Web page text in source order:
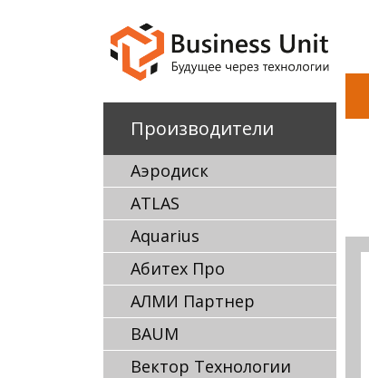
Производители
Аэродиск
ATLAS
Aquarius
Абитех Про
АЛМИ Партнер
BAUM
Вектор Технологии